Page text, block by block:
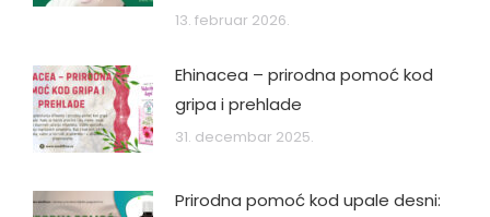
13. februar 2026.
Ehinacea – prirodna pomoć kod
gripa i prehlade
31. decembar 2025.
Prirodna pomoć kod upale desni: